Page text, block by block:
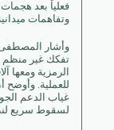
وتفاهمات
وأشار المصطفى
تفكك غير منظم
الرمزية ومعها
للعملية.
غياب الدعم
لسقوط سريع